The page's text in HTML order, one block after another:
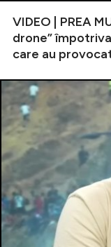
VIDEO | PREA
drone”
care au